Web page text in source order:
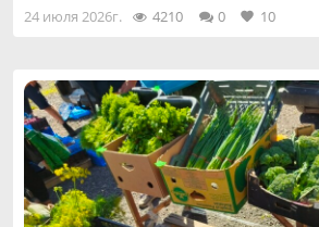
24 июля 2026г. 4210 0 10